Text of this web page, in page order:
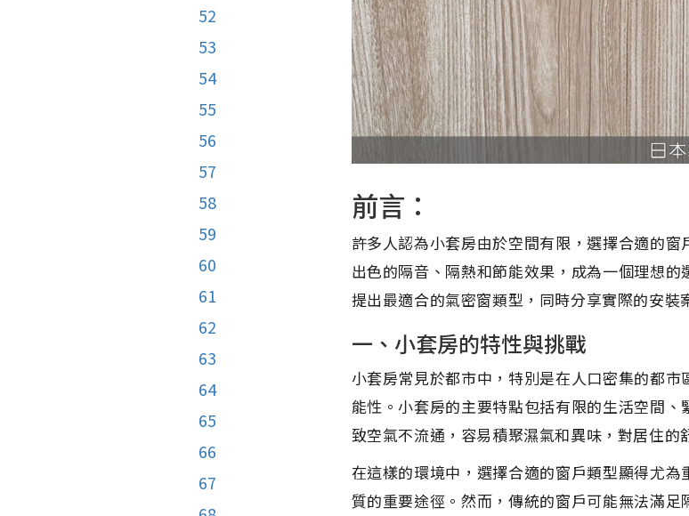
52
53
54
55
56
57
58
59
60
61
62
63
64
65
66
67
前言：
許多人認為小套房由於空間有限，選擇合適的
出色的隔音、隔熱和節能效果，成為一個理想
提出最適合的氣密窗類型，同時分享實際的安
一、小套房的特性與挑戰
小套房常見於都市中，特別是在人口密集的都
能性。小套房的主要特點包括有限的生活空間
致空氣不流通，容易積聚濕氣和異味，對居住的
在這樣的環境中，選擇合適的窗戶類型顯得尤
質的重要途徑。然而，傳統的窗戶可能無法滿